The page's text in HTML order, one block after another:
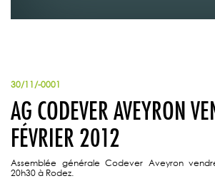
30/11/-0001
AG CODEVER AVEYRON
FÉVRIER 2012
Assemblée générale Codever Aveyron
20h30 à Rodez.